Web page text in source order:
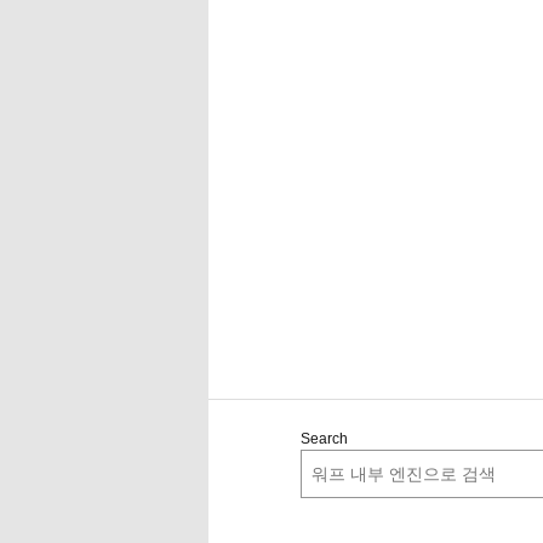
Search